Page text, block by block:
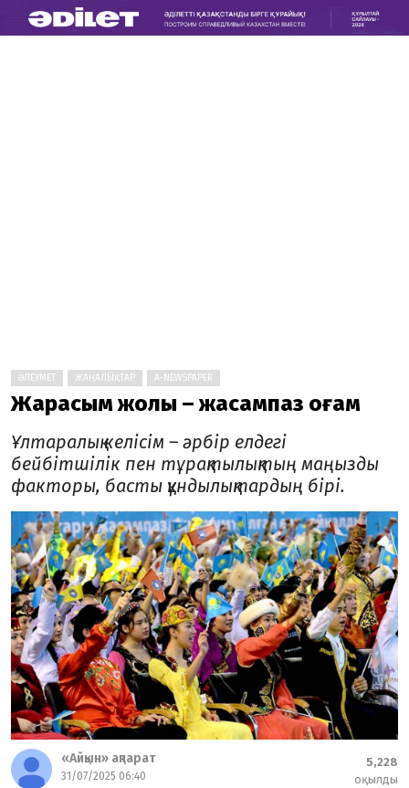
ӘЛЕУМЕТ ЖАҢАЛЫҚТАР A-NEWSPAPER
Жарасым жолы – жасампаз қоғам
Ұлтаралық келісім – әрбір елдегі
бейбітшілік пен тұрақтылықтың маңызды
факторы, басты құндылықтардың бірі.
«Айқын» ақпарат
31/07/2025 06:40
5,228
оқылды